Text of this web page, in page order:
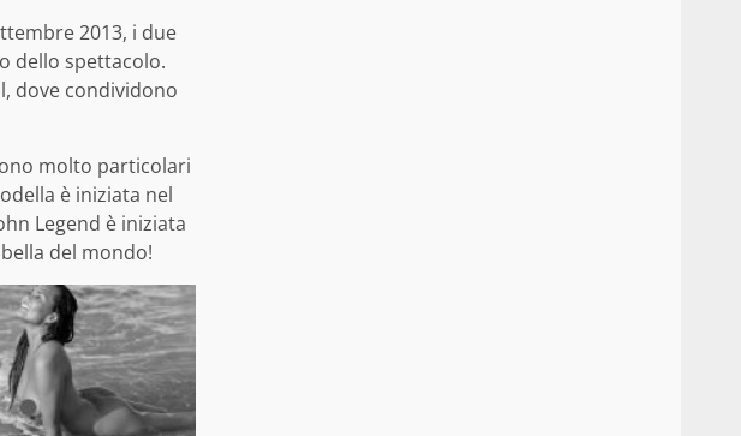
2013, i due
dello spettacolo.
dove condividono
molto particolari
è iniziata nel
Legend è iniziata
del mondo!